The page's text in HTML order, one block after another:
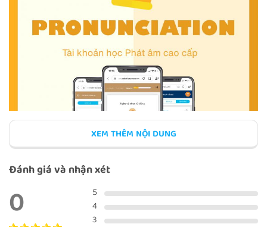
WORD STRESS: SOUND CHANGES
REVIEW: WORD STRESS
English Pronunciation for Word Stress(Khóa học
XEM THÊM NỘI DUNG
Đánh giá và nhận xét
0
5
4
3